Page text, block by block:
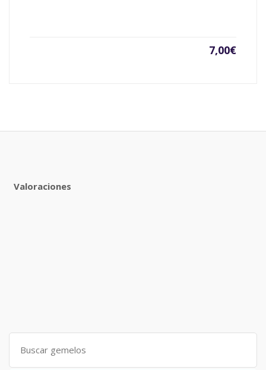
7,00€
Valoraciones
Search
for: